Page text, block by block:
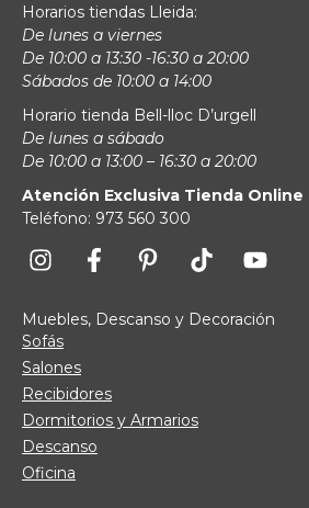
Horarios tiendas Lleida:
De lunes a viernes
De 10:00 a 13:30 -16:30 a 20:00
Sábados de 10:00 a 14:00
Horario tienda Bell-lloc D’urgell
De lunes a sábado
De 10:00 a 13:00 – 16:30 a 20:00
Atención Exclusiva Tienda Online
Teléfono: 973 560 300
Muebles, Descanso y Decoración
Sofás
Salones
Recibidores
Dormitorios y Armarios
Descanso
Oficina